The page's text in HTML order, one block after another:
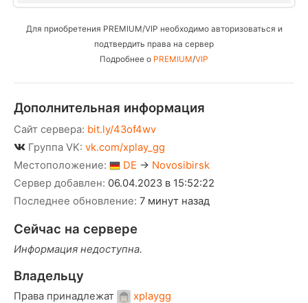
Для приобретения PREMIUM/VIP необходимо авторизоваться и
подтвердить права на сервер
Подробнее о PREMIUM/VIP
Дополнительная информация
Сайт сервера: bit.ly/43of4wv
Группа VK: vk.com/xplay_gg
Местоположение:
DE → Novosibirsk
Сервер добавлен: 06.04.2023 в 15:52:22
Последнее обновление: 7 минут назад
Сейчас на сервере
Информация недоступна.
Владельцу
Права принадлежат xplaygg